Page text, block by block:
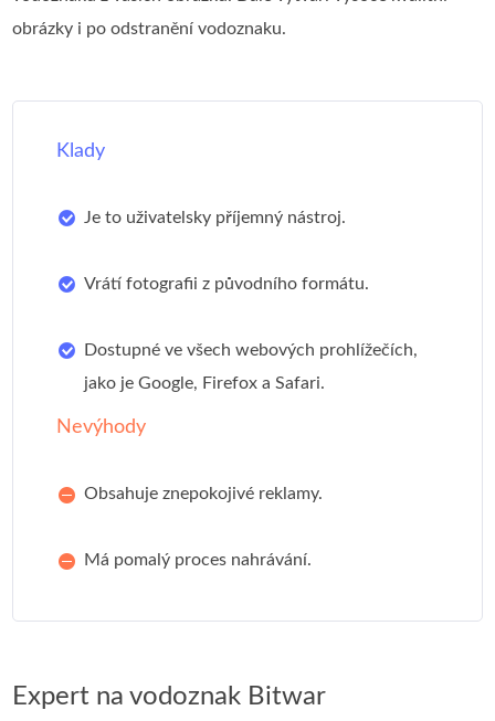
obrázky i po odstranění vodoznaku.
Klady
Je to uživatelsky příjemný nástroj.
Vrátí fotografii z původního formátu.
Dostupné ve všech webových prohlížečích,
jako je Google, Firefox a Safari.
Nevýhody
Obsahuje znepokojivé reklamy.
Má pomalý proces nahrávání.
Expert na vodoznak Bitwar